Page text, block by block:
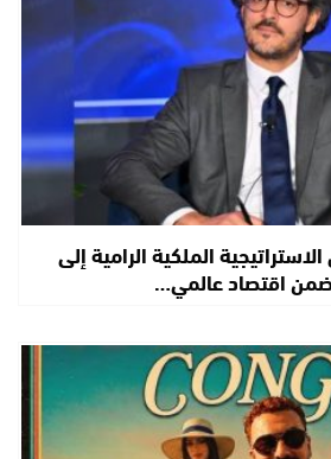
الملكية الرامية إلى
اقتصاد عالمي…